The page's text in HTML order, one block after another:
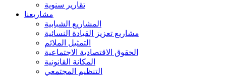
تقارير سنوية
مشاريعنا
المشاريع الشبابية
مشاريع تعزيز القيادة النسائية
التمثيل الملائم
الحقوق الاقتصادية الاجتماعية
المكانة القانونية
التنظيم المجتمعي